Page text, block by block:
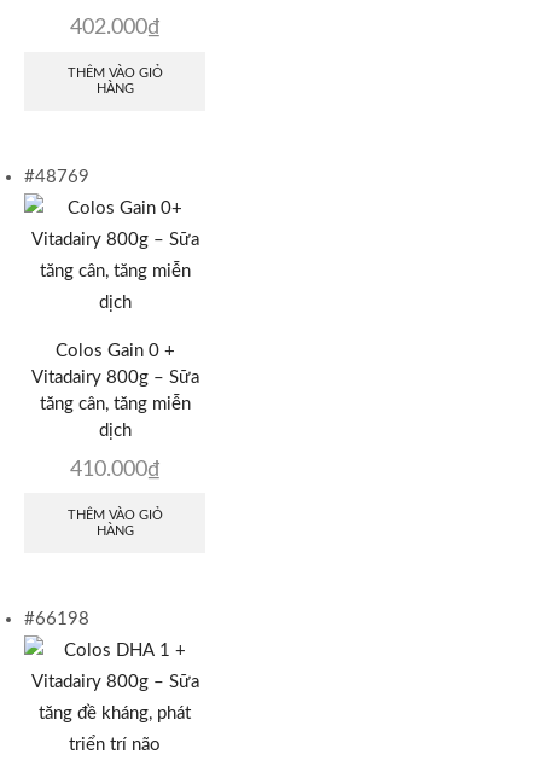
402.000₫
THÊM VÀO GIỎ
HÀNG
#48769
Colos Gain 0 +
Vitadairy 800g – Sữa
tăng cân, tăng miễn
dịch
410.000₫
THÊM VÀO GIỎ
HÀNG
#66198